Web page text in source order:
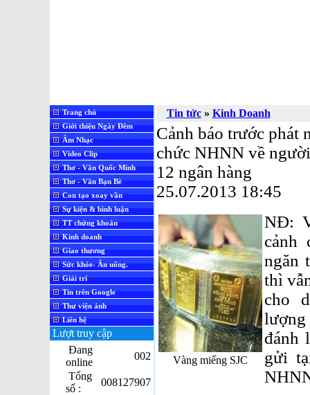
Trang chủ
Giới thiệu Ngày Đêm
Âm Nhạc
Video Clip
Thơ - Văn Quốc Minh
Thơ - Văn Bạn Bè
Con tạo xoay vần
Sự kiện & bình luận
TT chứng khoán
Kinh doanh
Giao thương
Sức khỏe- Ăn uống.
Giải trí
Tin trên Google
Thư viện ảnh
Liên hệ
Lượt truy cập
Đang
online
002
Tổng
số :
008127907
Tin tức» Kinh Doanh
Cảnh báo trước phát
chức NHNN về
12 ngân hàng
25.07.2013 18:45
Vàng miếng SJC
NĐ:
cảnh
ngăn
thì
cho
đánh
gửi